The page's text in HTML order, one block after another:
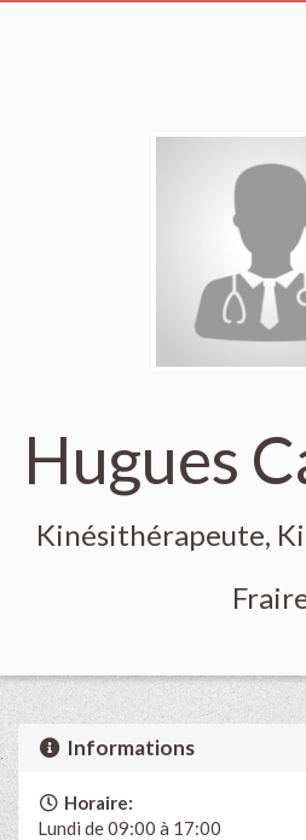
Hugues
Kinésithérapeute,
Informations
Horaire:
Lundi de 09:00 à 17:00